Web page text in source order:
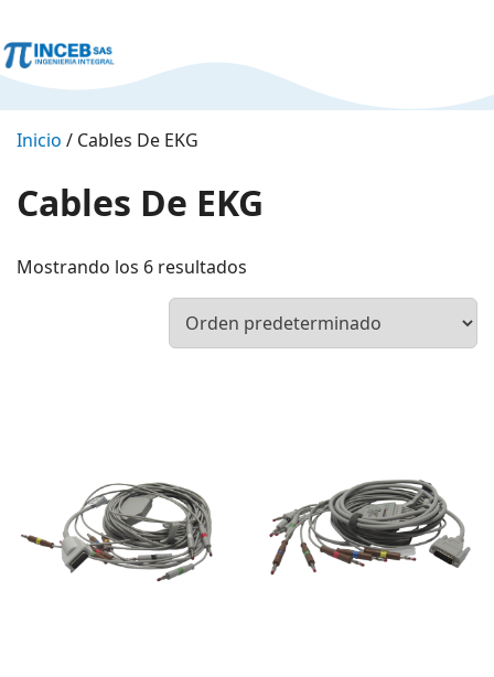
Inicio / Cables De EKG
Cables De EKG
Mostrando los 6 resultados